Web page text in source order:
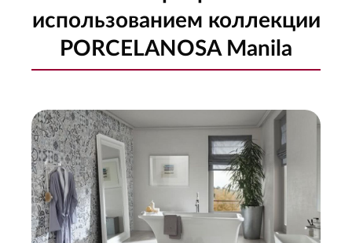
использованием коллекции
PORCELANOSA Manila